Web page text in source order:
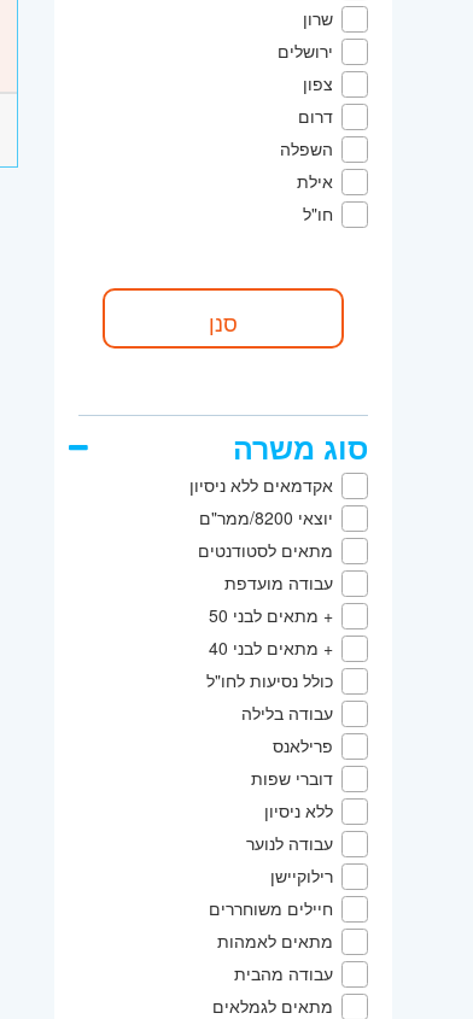
שרון
ירושלים
צפון
דרום
השפלה
אילת
חו"ל
סוג משרה
אקדמאים ללא ניסיון
יוצאי 8200/ממר"ם
מתאים לסטודנטים
עבודה מועדפת
+ מתאים לבני 50
+ מתאים לבני 40
כולל נסיעות לחו"ל
עבודה בלילה
פרילאנס
דוברי שפות
ללא ניסיון
עבודה לנוער
רילוקיישן
חיילים משוחררים
מתאים לאמהות
עבודה מהבית
מתאים לגמלאים